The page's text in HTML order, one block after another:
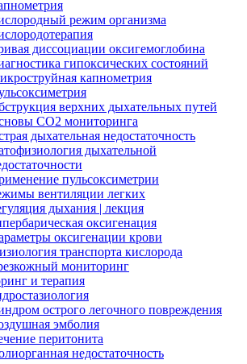
режим организма
диссоциации оксигемоглобина
гипоксических состояний
капнометрия
верхних дыхательных путей
СО2 мониторинга
дыхательная недостаточность
дыхательной
пульсоксиметрии
вентиляции легких
дыхания | лекция
оксигенация
оксигенации крови
транспорта кислорода
мониторинг
и терапия
острого легочного повреждения
эмболия
перитонита
недостаточность